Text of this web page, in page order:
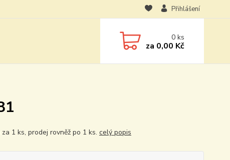
Přihlášení
0ks
za 0,00 Kč
za 1 ks, prodej rovněž po 1 ks. celý popis